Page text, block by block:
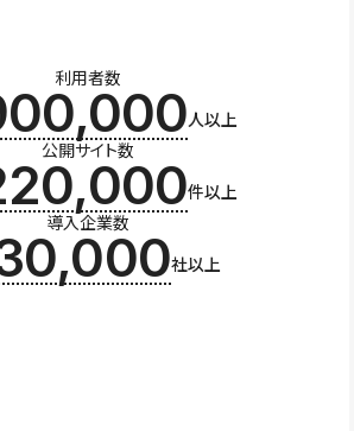
利用者数
人以上
公開サイト数
件以上
導入企業数
社以上